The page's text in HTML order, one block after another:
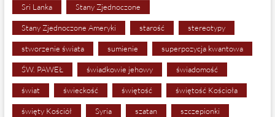
Sri Lanka Stany Zjednoczone
Stany Zjednoczone Ameryki starość stereotypy
stworzenie świata sumienie superpozycja kwantowa
ŚW. PAWEŁ świadkowie jehowy świadomość
świat świeckość świętość świętość Kościoła
święty Kościół Syria szatan szczepionki